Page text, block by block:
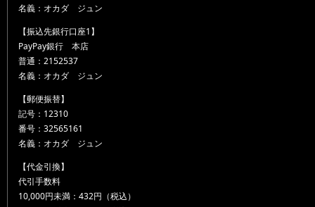
名義：オカダ ジュン
【振込先銀行口座1】
PayPay銀行 本店
普通：2152537
名義：オカダ ジュン
【郵便振替】
記号：12310
番号：32565161
名義：オカダ ジュン
【代金引換】
代引手数料
10,000円未満：432円（税込）